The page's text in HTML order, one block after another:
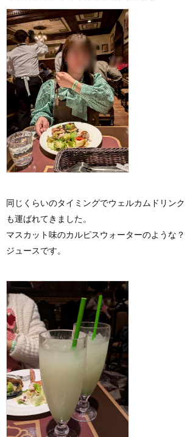
同じくらいのタイミングでウェルカムドリンク
も運ばれてきました。
マスカット味のカルピスウォーターのような？
ジュースです。